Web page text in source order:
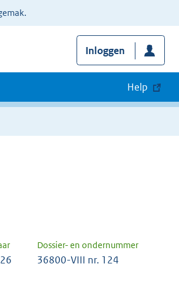
Inloggen
Help
Dossier- en ondernummer
36800-VIII nr. 124